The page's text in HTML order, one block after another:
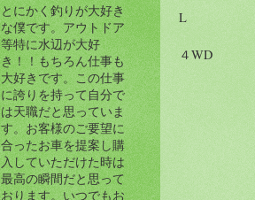
L
４WD
とにかく釣りが大好き
な僕です。アウトドア
等特に水辺が大好
き！！もちろん仕事も
大好きです。この仕事
に誇りを持って自分で
は天職だと思っていま
す。お客様のご要望に
合ったお車を提案し購
入していただけた時は
最高の瞬間だと思って
おります。いつでもお